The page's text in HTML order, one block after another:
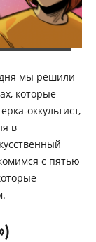
мы решили
которые
оккультист,
в
с пятью